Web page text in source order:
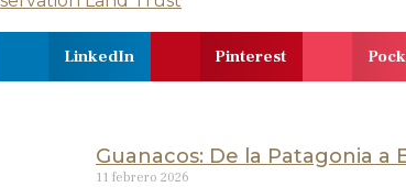
LinkedIn Pinterest
Guanacos: De la Patagonia a
11 febrero 2026